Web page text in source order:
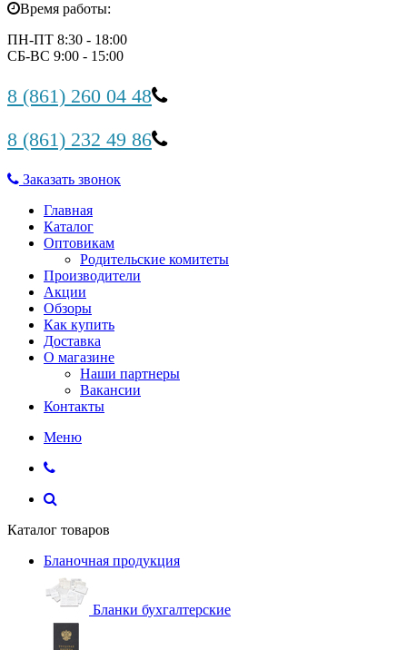
Время работы:
ПН-ПТ 8:30 - 18:00
СБ-ВС 9:00 - 15:00
8 (861) 260 04 48
8 (861) 232 49 86
Заказать звонок
Главная
Каталог
Оптовикам
Родительские комитеты
Производители
Акции
Обзоры
Как купить
Доставка
О магазине
Наши партнеры
Вакансии
Контакты
Меню
Каталог товаров
Бланочная продукция
Бланки бухгалтерские